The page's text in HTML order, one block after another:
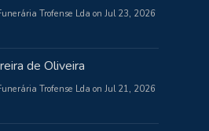
Trofense Lda on Jul 23, 2026
de Oliveira
Trofense Lda on Jul 21, 2026